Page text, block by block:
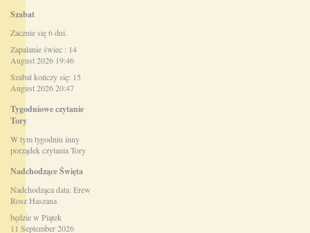
Szabat
Zacznie się 6 dni.
Zapalanie świec : 14
August 2026 19:46
Szabat kończy się: 15
August 2026 20:47
Tygodniowe czytanie
Tory
W tym tygodniu inny
porządek czytania Tory
Nadchodzące Święta
Nadchodząca data: Erew
Rosz Haszana
będzie w Piątek
11 September 2026